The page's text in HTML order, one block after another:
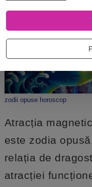
zodii opuse horoscop
Atracția
este zodia
relația de
atracției